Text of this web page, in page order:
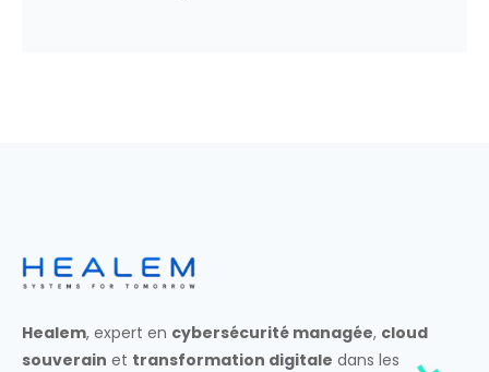
Healem, expert en cybersécurité managée, cloud
souverain et transformation digitale dans les